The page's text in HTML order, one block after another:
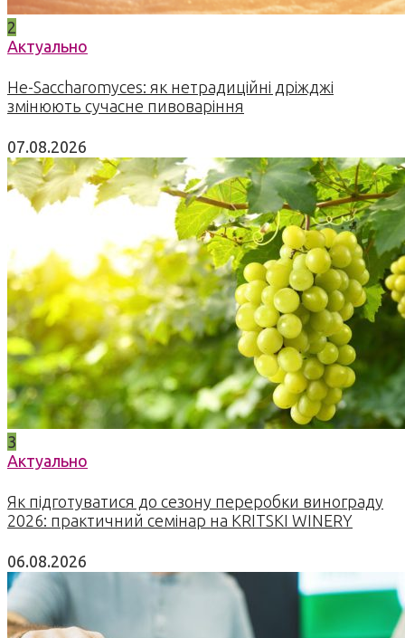
2
Актуально
Не-Saccharomyces: як нетрадиційні дріжджі
змінюють сучасне пивоваріння
07.08.2026
3
Актуально
Як підготуватися до сезону переробки винограду
2026: практичний семінар на KRITSKI WINERY
06.08.2026